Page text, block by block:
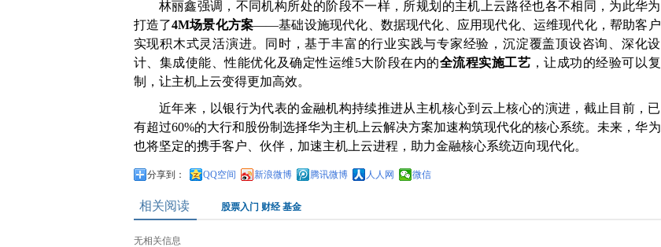
林丽鑫强调，不同机构所处的阶段不一样，所规划的主机上云路径也各不相同，为此华为
打造了4M场景化方案——基础设施现代化、数据现代化、应用现代化、运维现代化，帮助客户
实现积木式灵活演进。同时，基于丰富的行业实践与专家经验，沉淀覆盖顶设咨询、深化设
计、集成使能、性能优化及确定性运维5大阶段在内的全流程实施工艺 ，让成功的经验可以复
制，让主机上云变得更加高效。
近年来，以银行为代表的金融机构持续推进从主机核心到云上核心的演进，截止目前，已
有超过60%的大行和股份制选择华为主机上云解决方案加速构筑现代化的核心系统。未来，华为
也将坚定的携手客户、伙伴，加速主机上云进程，助力金融核心系统迈向现代化。
分享到： QQ空间 新浪微博 腾讯微博 人人网 微信
相关阅读 股票入门 财经 基金
无相关信息